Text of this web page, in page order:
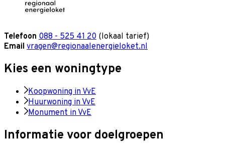
Telefoon 088 - 525 41 20 (lokaal tarief)
Email vragen@regionaalenergieloket.nl
Kies een woningtype
Koopwoning in VvE
Huurwoning in VvE
Monument in VvE
Informatie voor doelgroepen